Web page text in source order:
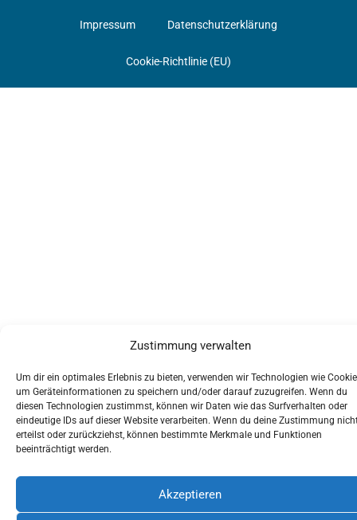
Zustimmung verwalten
Um dir ein optimales Erlebnis zu bieten, verwenden wir Technologien wie
um Geräteinformationen zu speichern und/oder darauf zuzugreifen. Wenn du
diesen Technologien zustimmst, können wir Daten wie das Surfverhalten oder
eindeutige IDs auf dieser Website verarbeiten. Wenn du deine Zustimmung
erteilst oder zurückziehst, können bestimmte Merkmale und Funktionen
beeinträchtigt werden.
Akzeptieren
Impressum Datenschutzerklärung
Cookie-Richtlinie (EU)